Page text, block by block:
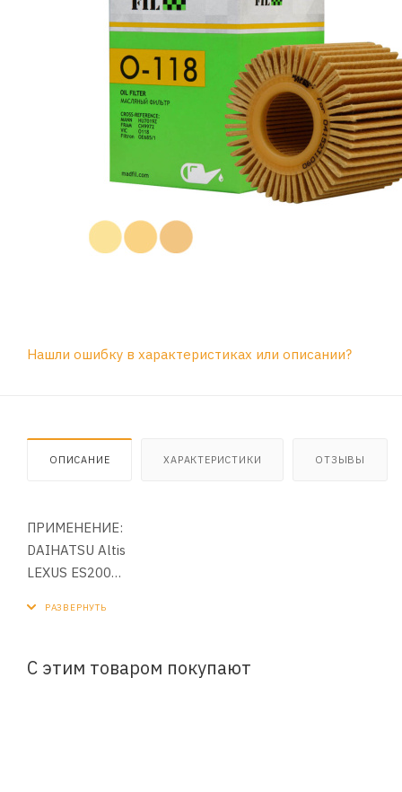
Нашли ошибку в характеристиках или описании?
ОПИСАНИЕ ХАРАКТЕРИСТИКИ ОТЗЫВЫ
ПРИМЕНЕНИЕ:
DAIHATSU Altis
LEXUS ES200
LEXUS GS200T
С этим товаром покупают